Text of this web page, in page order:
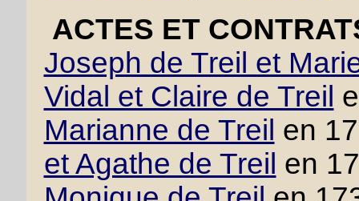
ACTES ET
Joseph de Treil et
Vidal et Claire de Treil
Marianne de Treil en
et Agathe de Treil en